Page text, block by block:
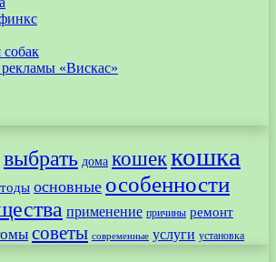
выбрать дома кошеккошка
основные особенности
применение причины ремонт
советы современные услуги установка